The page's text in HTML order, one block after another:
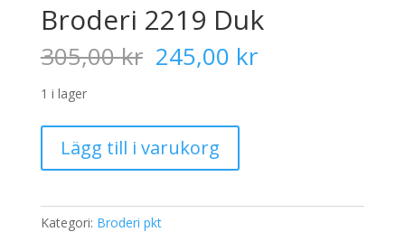
Broderi 2219 Duk
305,00kr Det
ursprungliga
var:
305,00 kr.
245,00 krDet
1 i lager
2219
Duk
Lägg till i varukorg
Kategori: Broderi pkt